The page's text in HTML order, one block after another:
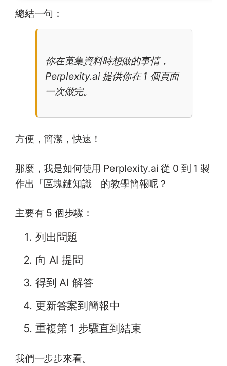
總結一句：
你在蒐集資料時想做的事情，
Perplexity.ai 提供你在 1 個頁面
一次做完。
方便，簡潔，快速！
那麼，我是如何使用 Perplexity.ai 從 0 到 1 製
作出「區塊鏈知識」的教學簡報呢？
主要有 5 個步驟：
列出問題
向 AI 提問
得到 AI 解答
更新答案到簡報中
重複第 1 步驟直到結束
我們一步步來看。